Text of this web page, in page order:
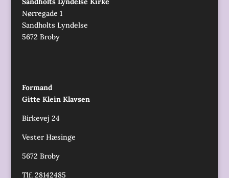
Nørregade 1
Sandholts Lyndelse
5672 Broby
Formand
Gitte Klein Klavsen
Birkevej 24
Vester Hæsinge
5672 Broby
Tlf. 28142485